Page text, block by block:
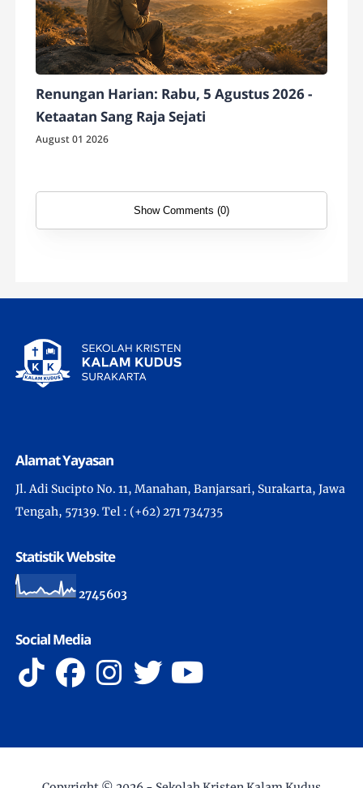
Renungan Harian: Rabu, 5 Agustus 2026 -
Ketaatan Sang Raja Sejati
August 01 2026
Show Comments (0)
Alamat Yayasan
Jl. Adi Sucipto No. 11, Manahan, Banjarsari, Surakarta, Jawa
Tengah, 57139. Tel : (+62) 271 734735
Statistik Website
2745603
Social Media